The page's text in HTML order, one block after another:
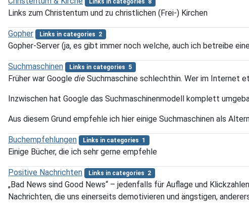
Links in categories 8
Links zum Christentum und zu christlichen (Frei-) Kirchen
Gopher Links in categories 2
Gopher-Server (ja, es gibt immer noch welche, auch ich betreibe
Suchmaschinen Links in categories 5
Früher war Google die Suchmaschine schlechthin. Wer im Internet
Inzwischen hat Google das Suchmaschinenmodell komplett
Aus diesem Grund empfehle ich hier einige Suchmaschinen als
Buchempfehlungen Links in categories 1
Einige Bücher, die ich sehr gerne empfehle
Positive Nachrichten Links in categories 2
„Bad News sind Good News“ – jedenfalls für Auflage und
Nachrichten, die uns einerseits demotivieren und ängstigen,